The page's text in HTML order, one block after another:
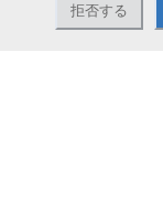
拒否する